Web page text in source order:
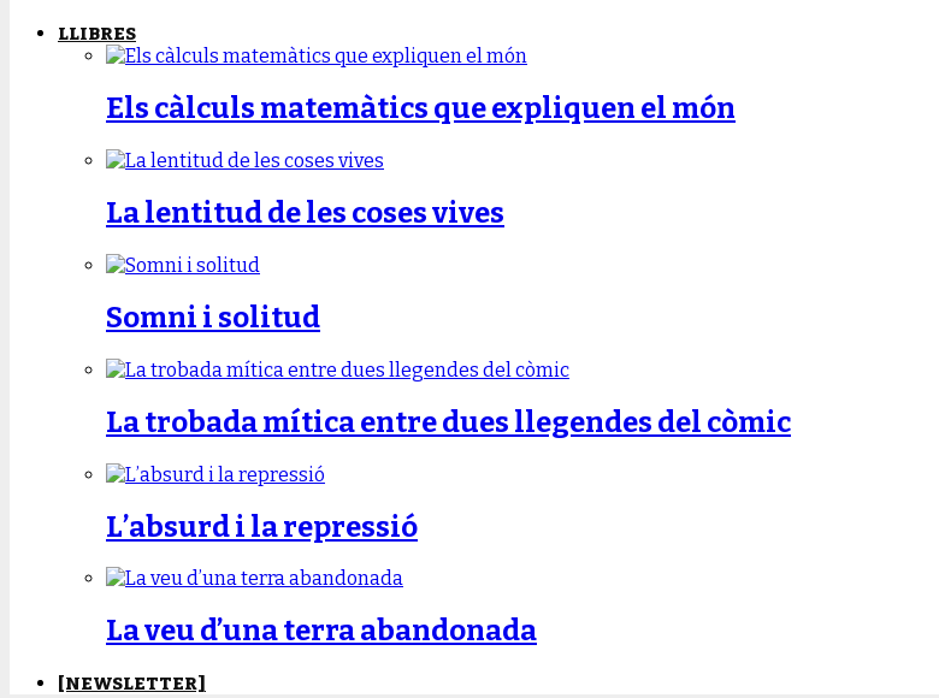
LLIBRES
Els càlculs matemàtics que expliquen el món
La lentitud de les coses vives
Somni i solitud
La trobada mítica entre dues llegendes del còmic
L’absurd i la repressió
La veu d’una terra abandonada
[NEWSLETTER]